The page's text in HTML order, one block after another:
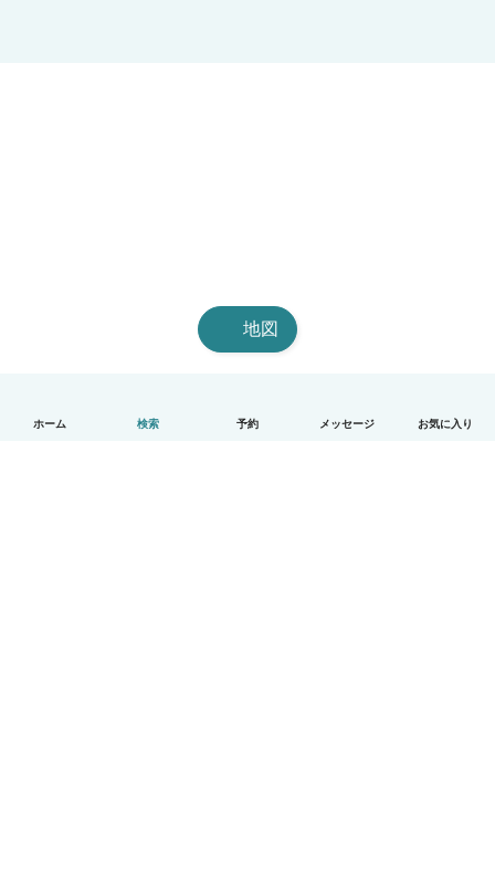
ホーム 検索 予約 メッセージ お気に入り
地図